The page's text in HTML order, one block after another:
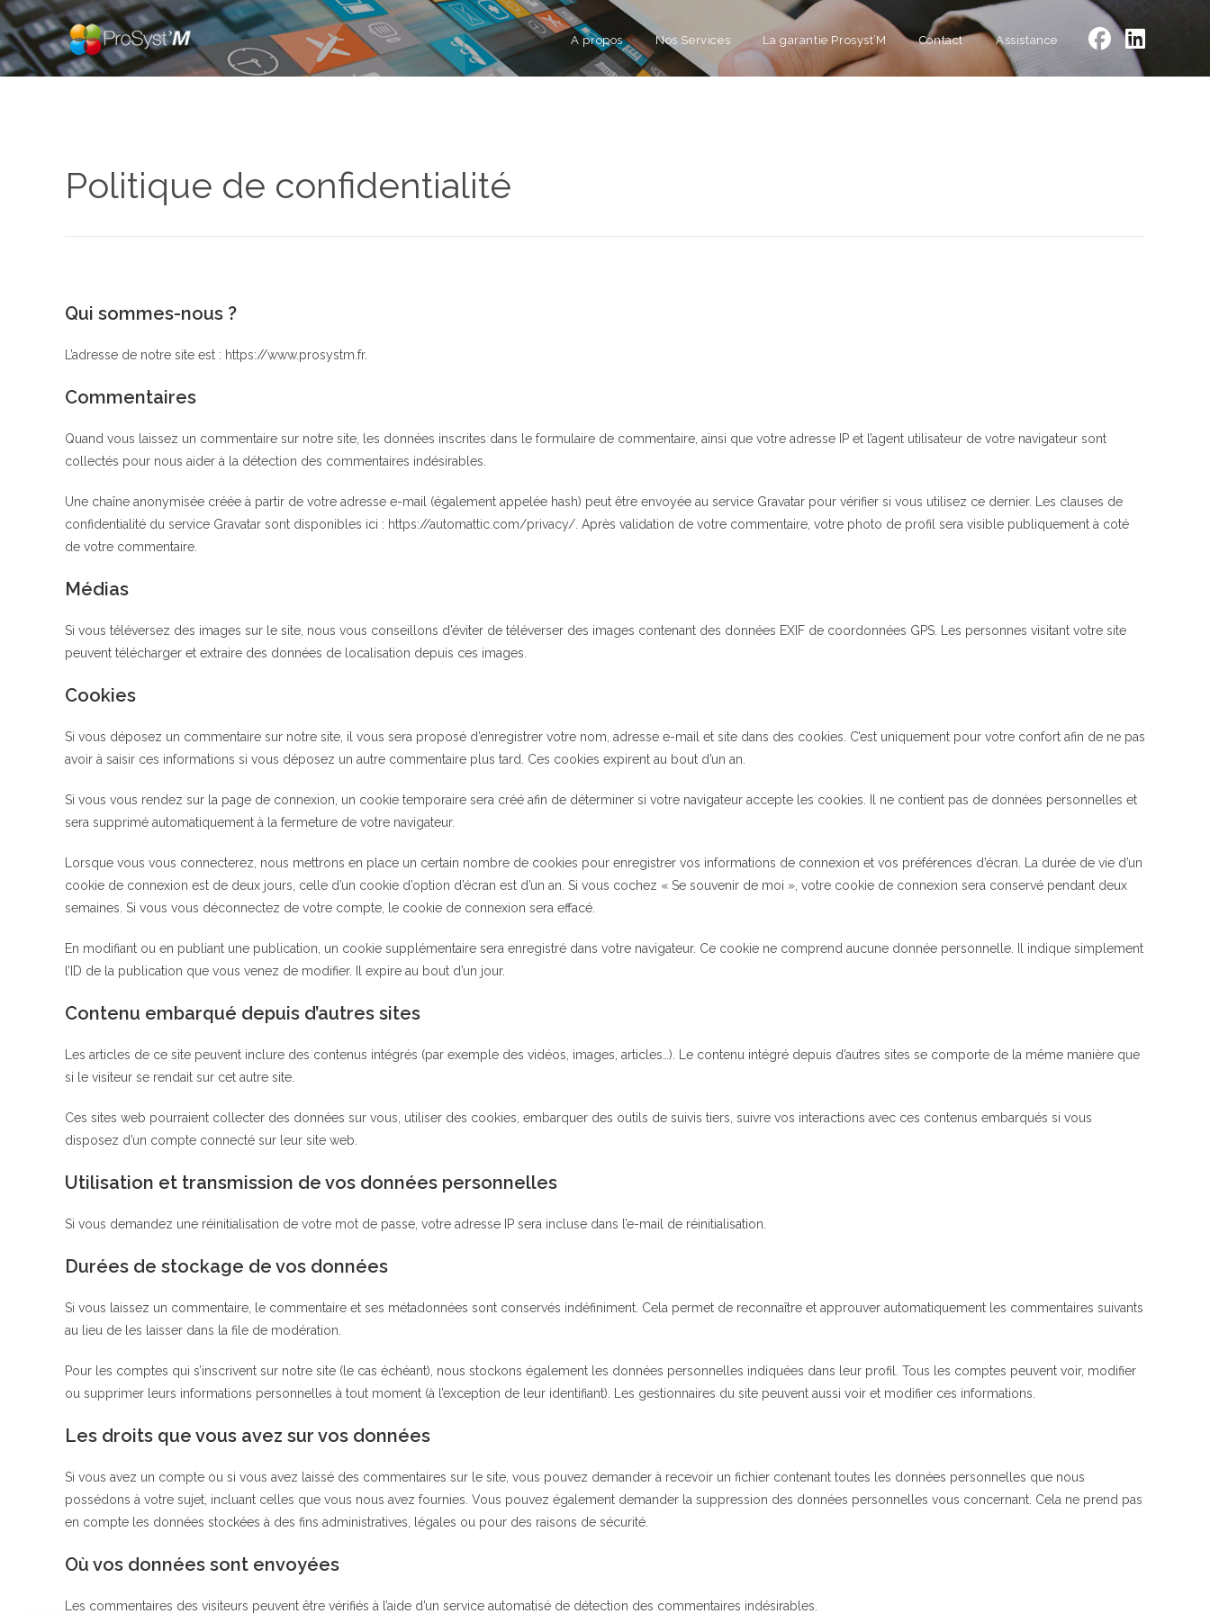
Skip
to
content
A propos Nos Services La garantie Prosyst’M Contact Assistance
Politique de confidentialité
Qui sommes-nous ?
L’adresse de notre site est : https://www.prosystm.fr.
Commentaires
Quand vous laissez un commentaire sur notre site, les données inscrites dans le formulaire de commentaire, ainsi que votre adresse IP et l’agent utilisateur de votre navigateur sont
collectés pour nous aider à la détection des commentaires indésirables.
Une chaîne anonymisée créée à partir de votre adresse e-mail (également appelée hash) peut être envoyée au service Gravatar pour vérifier si vous utilisez ce dernier. Les clauses de
confidentialité du service Gravatar sont disponibles ici : https://automattic.com/privacy/. Après validation de votre commentaire, votre photo de profil sera visible publiquement à coté
de votre commentaire.
Médias
Si vous téléversez des images sur le site, nous vous conseillons d’éviter de téléverser des images contenant des données EXIF de coordonnées GPS. Les personnes visitant votre site
peuvent télécharger et extraire des données de localisation depuis ces images.
Cookies
Si vous déposez un commentaire sur notre site, il vous sera proposé d’enregistrer votre nom, adresse e-mail et site dans des cookies. C’est uniquement pour votre confort afin de ne pas
avoir à saisir ces informations si vous déposez un autre commentaire plus tard. Ces cookies expirent au bout d’un an.
Si vous vous rendez sur la page de connexion, un cookie temporaire sera créé afin de déterminer si votre navigateur accepte les cookies. Il ne contient pas de données personnelles et
sera supprimé automatiquement à la fermeture de votre navigateur.
Lorsque vous vous connecterez, nous mettrons en place un certain nombre de cookies pour enregistrer vos informations de connexion et vos préférences d’écran. La durée de vie d’un
cookie de connexion est de deux jours, celle d’un cookie d’option d’écran est d’un an. Si vous cochez « Se souvenir de moi », votre cookie de connexion sera conservé pendant deux
semaines. Si vous vous déconnectez de votre compte, le cookie de connexion sera effacé.
En modifiant ou en publiant une publication, un cookie supplémentaire sera enregistré dans votre navigateur. Ce cookie ne comprend aucune donnée personnelle. Il indique simplement
l’ID de la publication que vous venez de modifier. Il expire au bout d’un jour.
Contenu embarqué depuis d’autres sites
Les articles de ce site peuvent inclure des contenus intégrés (par exemple des vidéos, images, articles…). Le contenu intégré depuis d’autres sites se comporte de la même manière que
si le visiteur se rendait sur cet autre site.
Ces sites web pourraient collecter des données sur vous, utiliser des cookies, embarquer des outils de suivis tiers, suivre vos interactions avec ces contenus embarqués si vous
disposez d’un compte connecté sur leur site web.
Utilisation et transmission de vos données personnelles
Si vous demandez une réinitialisation de votre mot de passe, votre adresse IP sera incluse dans l’e-mail de réinitialisation.
Durées de stockage de vos données
Si vous laissez un commentaire, le commentaire et ses métadonnées sont conservés indéfiniment. Cela permet de reconnaître et approuver automatiquement les commentaires suivants
au lieu de les laisser dans la file de modération.
Pour les comptes qui s’inscrivent sur notre site (le cas échéant), nous stockons également les données personnelles indiquées dans leur profil. Tous les comptes peuvent voir, modifier
ou supprimer leurs informations personnelles à tout moment (à l’exception de leur identifiant). Les gestionnaires du site peuvent aussi voir et modifier ces informations.
Les droits que vous avez sur vos données
Si vous avez un compte ou si vous avez laissé des commentaires sur le site, vous pouvez demander à recevoir un fichier contenant toutes les données personnelles que nous
possédons à votre sujet, incluant celles que vous nous avez fournies. Vous pouvez également demander la suppression des données personnelles vous concernant. Cela ne prend pas
en compte les données stockées à des fins administratives, légales ou pour des raisons de sécurité.
Où vos données sont envoyées
Les commentaires des visiteurs peuvent être vérifiés à l’aide d’un service automatisé de détection des commentaires indésirables.